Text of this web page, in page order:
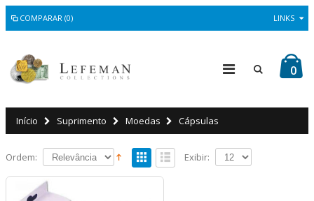
COMPARAR (0) LINKS
0
Início Suprimento Moedas Cápsulas
Ordem: Exibir: